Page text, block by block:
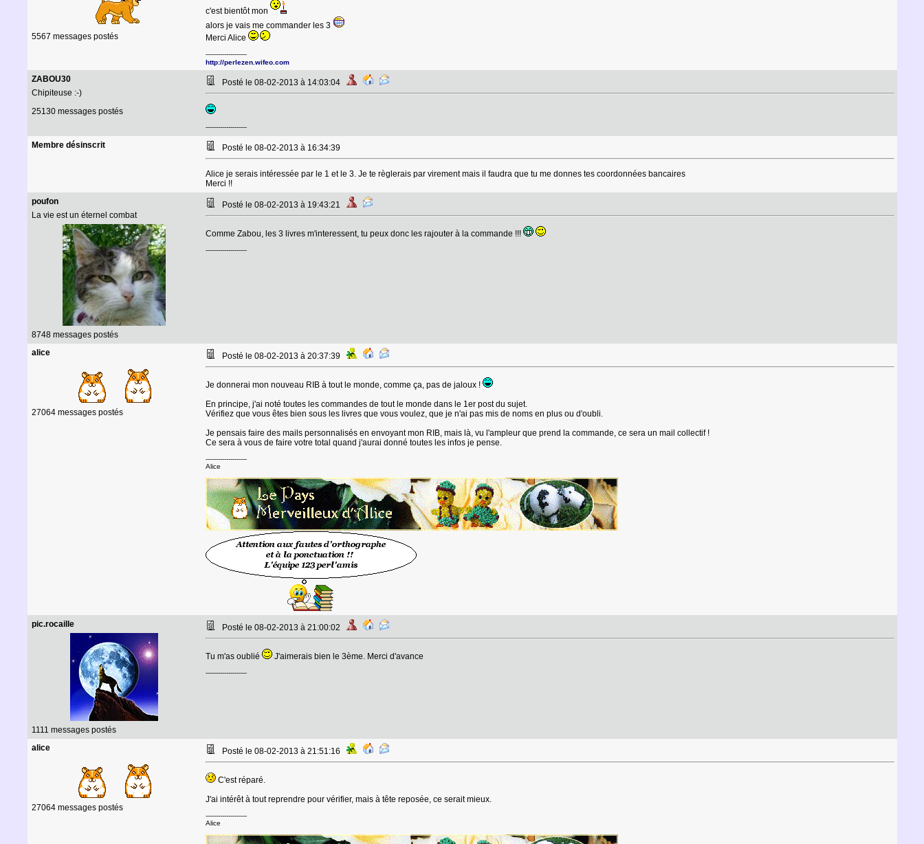
5567 messages postés
c'est bientôt mon
alors je vais me commander les 3
Merci Alice
--------------------
http://perlezen.wifeo.com
ZABOU30
Chipiteuse :-)
25130 messages postés
Posté le 08-02-2013 à 14:03:04
--------------------
Membre désinscrit Posté le 08-02-2013 à 16:34:39
Alice je serais intéressée par le 1 et le 3. Je te règlerais par virement mais il faudra que tu me donnes tes coordonnées bancaires
Merci !!
poufon
La vie est un éternel combat
8748 messages postés
Posté le 08-02-2013 à 19:43:21
Comme Zabou, les 3 livres m'interessent, tu peux donc les rajouter à la commande !!!
--------------------
alice
27064 messages postés
Posté le 08-02-2013 à 20:37:39
Je donnerai mon nouveau RIB à tout le monde, comme ça, pas de jaloux !
En principe, j'ai noté toutes les commandes de tout le monde dans le 1er post du sujet.
Vérifiez que vous êtes bien sous les livres que vous voulez, que je n'ai pas mis de noms en plus ou d'oubli.
Je pensais faire des mails personnalisés en envoyant mon RIB, mais là, vu l'ampleur que prend la commande, ce sera un mail collectif !
Ce sera à vous de faire votre total quand j'aurai donné toutes les infos je pense.
--------------------
Alice
pic.rocaille
1111 messages postés
Posté le 08-02-2013 à 21:00:02
Tu m'as oublié J'aimerais bien le 3ème. Merci d'avance
--------------------
alice
27064 messages postés
Posté le 08-02-2013 à 21:51:16
C'est réparé.
J'ai intérêt à tout reprendre pour vérifier, mais à tête reposée, ce serait mieux.
--------------------
Alice